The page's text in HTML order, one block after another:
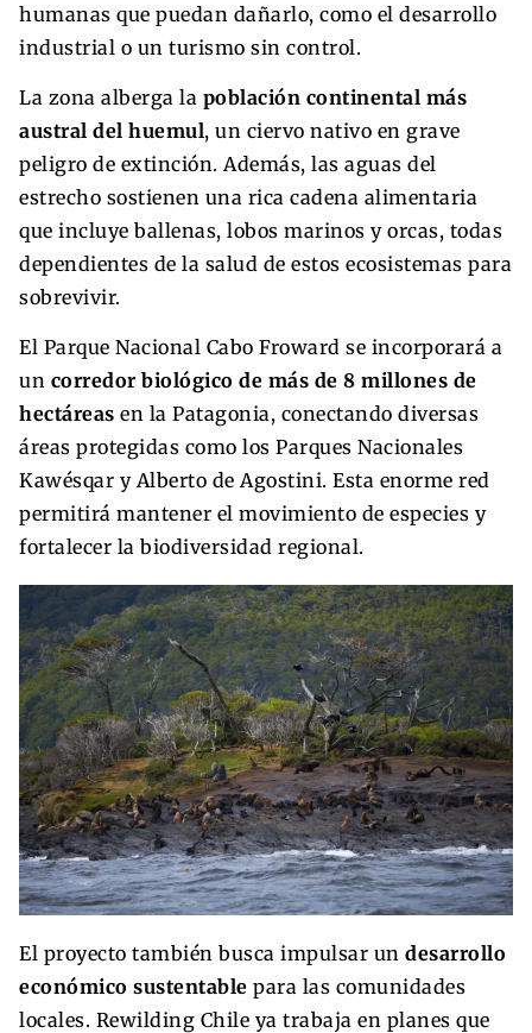
humanas que puedan dañarlo, como el desarrollo
industrial o un turismo sin control.
La zona alberga la población continental más
austral del huemul, un ciervo nativo en grave
peligro de extinción. Además, las aguas del
estrecho sostienen una rica cadena alimentaria
que incluye ballenas, lobos marinos y orcas, todas
dependientes de la salud de estos ecosistemas para
sobrevivir.
El Parque Nacional Cabo Froward se incorporará a
un corredor biológico de más de 8 millones de
hectáreas en la Patagonia, conectando diversas
áreas protegidas como los Parques Nacionales
Kawésqar y Alberto de Agostini. Esta enorme red
permitirá mantener el movimiento de especies y
fortalecer la biodiversidad regional.
El proyecto también busca impulsar un desarrollo
económico sustentable para las comunidades
locales. Rewilding Chile ya trabaja en planes que